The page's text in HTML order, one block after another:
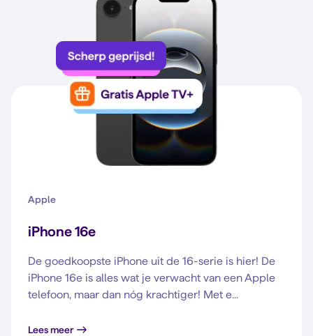
Apple
iPhone 16e
De goedkoopste iPhone uit de 16-serie is hier! De
iPhone 16e is alles wat je verwacht van een Apple
telefoon, maar dan nóg krachtiger! Met e...
Lees meer